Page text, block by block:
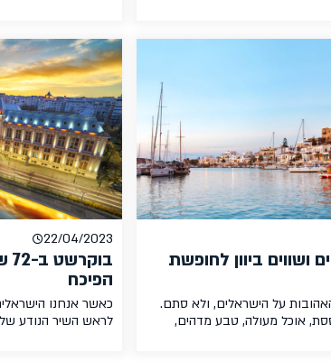
טיסה נוחה, לכל דבר כזה יש
כשהיו תמיד, אך
הפכה נוחה וזולה
תעופה מסביב
ושווים ביוון לחופשת
על הישראלים, ולא סתם.
אוכל מעולה, טבע מדהים,
22/04/2023
הפיכח
כאשר אנחנו
לראש השיר הנודע